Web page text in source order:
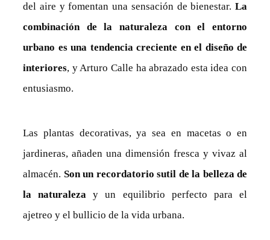
del aire y fomentan una sensación de bienestar. La
combinación de la naturaleza con el entorno
urbano es una tendencia creciente en el diseño de
interiores, y Arturo Calle ha abrazado esta idea con
entusiasmo.
Las plantas decorativas, ya sea en macetas o en
jardineras, añaden una dimensión fresca y vivaz al
almacén. Son un recordatorio sutil de la belleza de
la naturaleza y un equilibrio perfecto para el
ajetreo y el bullicio de la vida urbana.